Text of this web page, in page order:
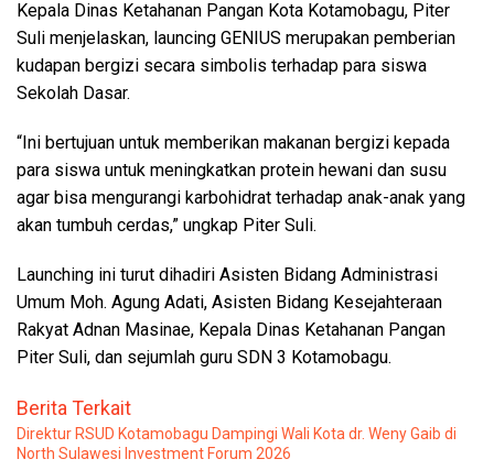
Kepala Dinas Ketahanan Pangan Kota Kotamobagu, Piter
Suli menjelaskan, launcing GENIUS merupakan pemberian
kudapan bergizi secara simbolis terhadap para siswa
Sekolah Dasar.
“Ini bertujuan untuk memberikan makanan bergizi kepada
para siswa untuk meningkatkan protein hewani dan susu
agar bisa mengurangi karbohidrat terhadap anak-anak yang
akan tumbuh cerdas,” ungkap Piter Suli.
Launching ini turut dihadiri Asisten Bidang Administrasi
Umum Moh. Agung Adati, Asisten Bidang Kesejahteraan
Rakyat Adnan Masinae, Kepala Dinas Ketahanan Pangan
Piter Suli, dan sejumlah guru SDN 3 Kotamobagu.
Berita Terkait
Direktur RSUD Kotamobagu Dampingi Wali Kota dr. Weny Gaib di
North Sulawesi Investment Forum 2026